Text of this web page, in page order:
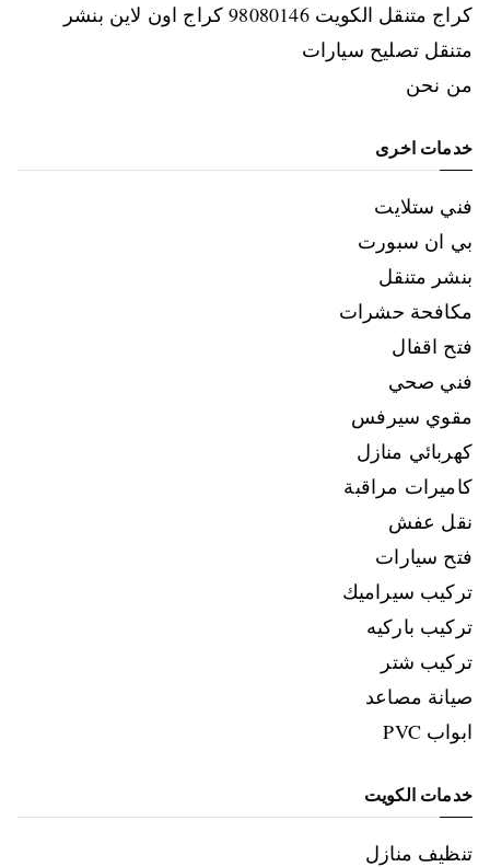
كراج متنقل الكويت 98080146‬ كراج اون لاين بنشر
متنقل تصليح سيارات
من نحن
خدمات اخرى
فني ستلايت
بي ان سبورت
بنشر متنقل
مكافحة حشرات
فتح اقفال
فني صحي
مقوي سيرفس
كهربائي منازل
كاميرات مراقبة
نقل عفش
فتح سيارات
تركيب سيراميك
تركيب باركيه
تركيب شتر
صيانة مصاعد
ابواب PVC
خدمات الكويت
تنظيف منازل